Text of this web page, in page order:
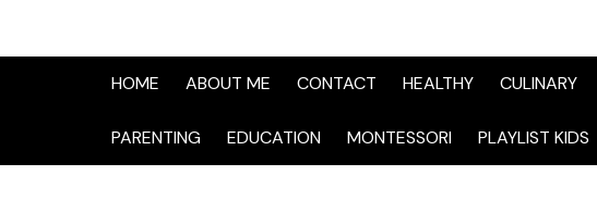
HOME ABOUT ME CONTACT HEALTHY CULINARY
PARENTING EDUCATION MONTESSORI PLAYLIST KIDS